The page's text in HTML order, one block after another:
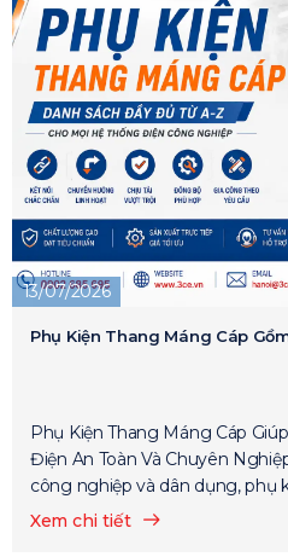
13/07/2026
Phụ Kiện Thang Máng Cáp
Phụ Kiện Thang Máng Cáp
Điện An Toàn Và Chuyên
công nghiệp và dân dụng, phụ
Xem chi tiết